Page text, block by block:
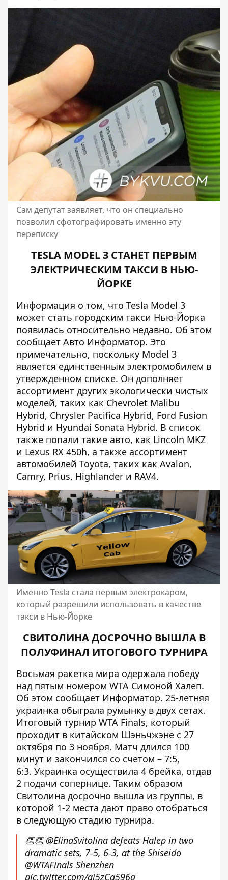
Сам депутат заявляет, что он специально
позволил сфотографировать именно эту
переписку
TESLA MODEL 3 СТАНЕТ ПЕРВЫМ
ЭЛЕКТРИЧЕСКИМ ТАКСИ В НЬЮ-
ЙОРКЕ
Информация о том, что Tesla Model 3
может стать городским такси Нью-Йорка
появилась относительно недавно. Об этом
сообщает Авто Информатор. Это
примечательно, поскольку Model 3
является единственным электромобилем в
утвержденном списке. Он дополняет
ассортимент других экологически чистых
моделей, таких как Chevrolet Malibu
Hybrid, Chrysler Pacifica Hybrid, Ford Fusion
Hybrid и Hyundai Sonata Hybrid. В список
также попали такие авто, как Lincoln MKZ
и Lexus RX 450h, а также ассортимент
автомобилей Toyota, таких как Avalon,
Camry, Prius, Highlander и RAV4.
Именно Tesla стала первым электрокаром,
который разрешили использовать в качестве
такси в Нью-Йорке
СВИТОЛИНА ДОСРОЧНО ВЫШЛА В
ПОЛУФИНАЛ ИТОГОВОГО ТУРНИРА
Восьмая ракетка мира одержала победу
над пятым номером WTA Симоной Халеп.
Об этом сообщает Информатор. 25-летняя
украинка обыграла румынку в двух сетах.
Итоговый турнир WTA Finals, который
проходит в китайском Шэньчжэне с 27
октября по 3 ноября. Матч длился 100
минут и закончился со счетом – 7:5,
6:3. Украинка осуществила 4 брейка, отдав
2 подачи сопернице. Таким образом
Свитолина досрочно вышла из группы, в
которой 1-2 места дают право отобраться
в следующую стадию турнира.
👏👏@ElinaSvitolina defeats Halep in two
dramatic sets, 7-5, 6-3, at the Shiseido
@WTAFinals Shenzhen
pic.twitter.com/aj5zCa596g